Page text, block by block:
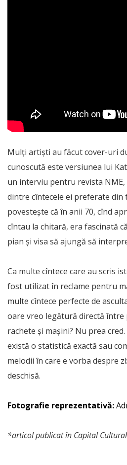
Mulți artiști au făcut cover-uri
cunoscută este versiunea lui
un interviu pentru revista NME,
dintre cîntecele ei preferate din
povestește că în anii 70, cînd
cîntau la chitară, era fascinată
pian și visa să ajungă să
Ca multe cîntece care au scris
fost utilizat în reclame pentru
multe cîntece perfecte de
oare vreo legătură directă între
rachete și mașini? Nu prea cred.
există o statistică exactă sau
melodii în care e vorba despre
deschisă.
Fotografie reprezentativă:
*articol publicat în Capital